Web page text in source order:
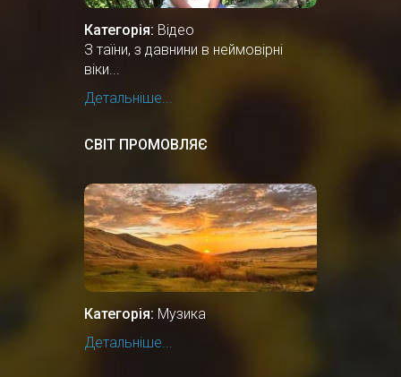
Категорія: Відео
З таїни, з давнини в неймовірні
віки...
Детальніше...
СВІТ ПРОМОВЛЯЄ
Категорія: Музика
Детальніше...